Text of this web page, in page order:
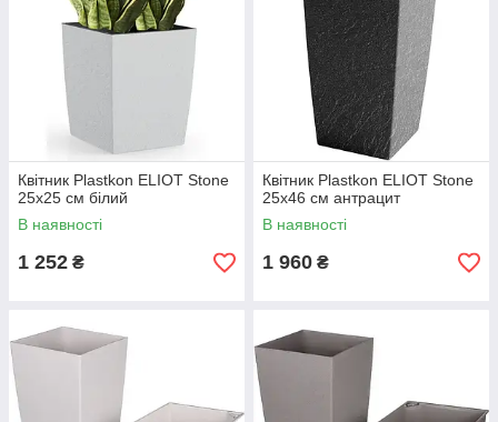
Квітник Plastkon ELIOT Stone
25x25 см білий
В наявності
1 252 ₴
Квітник Plastkon ELIOT Stone
25x46 см антрацит
В наявності
1 960 ₴